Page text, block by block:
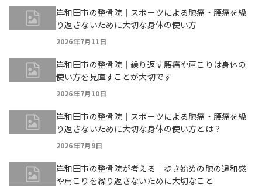
岸和田市の整骨院｜スポーツによる膝痛・腰痛を繰
り返さないために大切な身体の使い方
2026年7月11日
岸和田市の整骨院｜繰り返す腰痛や肩こりは身体の
使い方を見直すことが大切です
2026年7月10日
岸和田市の整骨院｜スポーツによる膝痛・腰痛を繰
り返さないために大切な身体の使い方とは？
2026年7月9日
岸和田市の整骨院が考える｜歩き始めの膝の違和感
や肩こりを繰り返さないために大切なこと